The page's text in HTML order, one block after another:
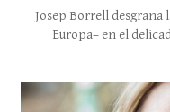
Josep Borrell desgrana
Europa– en el